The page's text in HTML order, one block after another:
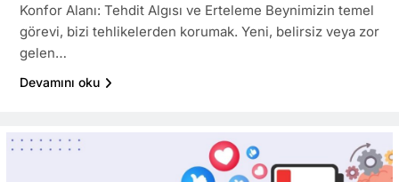
Konfor Alanı: Tehdit Algısı ve Erteleme Beynimizin temel
görevi, bizi tehlikelerden korumak. Yeni, belirsiz veya zor
gelen…
Devamını oku